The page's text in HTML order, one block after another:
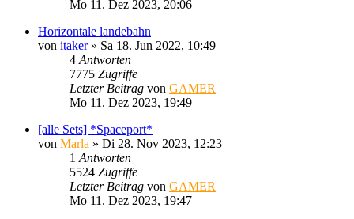
Mo 11. Dez 2023, 20:06
Horizontale landebahn
von itaker» Sa 18. Jun 2022, 10:49
4 Antworten
7775 Zugriffe
Letzter Beitrag von GAMER
Mo 11. Dez 2023, 19:49
[alle Sets] *Spaceport*
von Marla » Di 28. Nov 2023, 12:23
1 Antworten
5524 Zugriffe
Letzter Beitrag von GAMER
Mo 11. Dez 2023, 19:47